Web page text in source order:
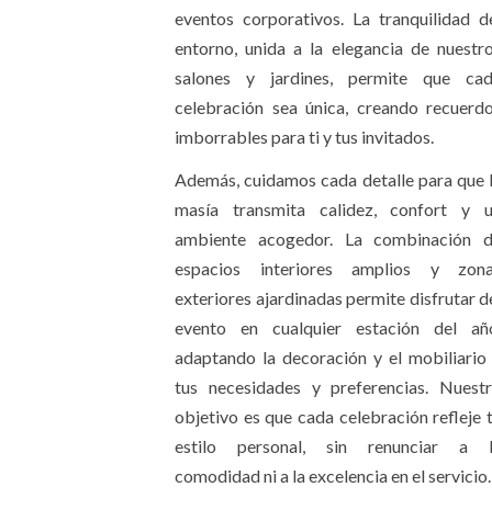
eventos corporativos. La tranquilidad
entorno, unida a la elegancia de
salones y jardines, permite que
celebración sea única, creando
imborrables para ti y tus invitados.
Además, cuidamos cada detalle para que
masía transmita calidez, confort y
ambiente acogedor. La combinación
espacios interiores amplios y
exteriores ajardinadas permite disfrutar
evento en cualquier estación del
adaptando la decoración y el mobiliario
tus necesidades y preferencias.
objetivo es que cada celebración refleje
estilo personal, sin renunciar a
comodidad ni a la excelencia en el servicio.